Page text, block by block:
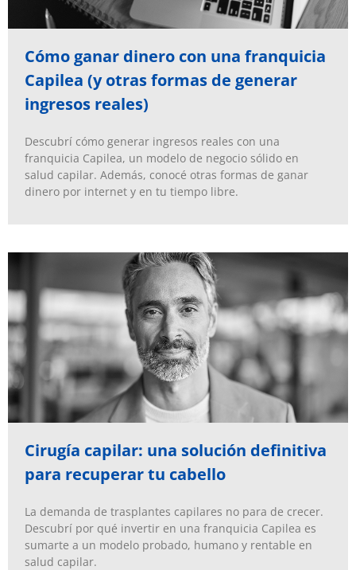
Cómo ganar dinero con una franquicia
Capilea (y otras formas de generar
ingresos reales)
Descubrí cómo generar ingresos reales con una
franquicia Capilea, un modelo de negocio sólido en
salud capilar. Además, conocé otras formas de ganar
dinero por internet y en tu tiempo libre.
Cirugía capilar: una solución definitiva
para recuperar tu cabello
La demanda de trasplantes capilares no para de crecer.
Descubrí por qué invertir en una franquicia Capilea es
sumarte a un modelo probado, humano y rentable en
salud capilar.